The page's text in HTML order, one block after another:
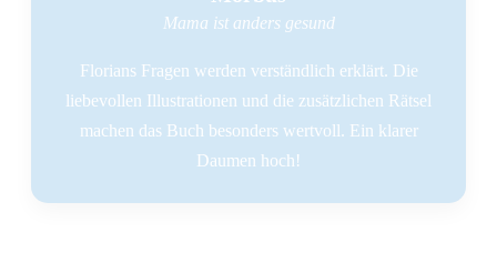
Mama ist anders gesund
Florians Fragen werden verständlich erklärt. Die
liebevollen Illustrationen und die zusätzlichen Rätsel
machen das Buch besonders wertvoll. Ein klarer
Daumen hoch!